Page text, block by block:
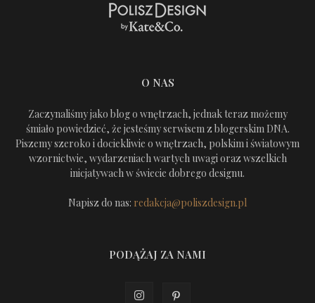
O NAS
Zaczynaliśmy jako blog o wnętrzach, jednak teraz możemy
śmiało powiedzieć, że jesteśmy serwisem z blogerskim DNA.
Piszemy szeroko i dociekliwie o wnętrzach, polskim i światowym
wzornictwie, wydarzeniach wartych uwagi oraz wszelkich
inicjatywach w świecie dobrego designu.
Napisz do nas: redakcja@poliszdesign.pl
PODĄŻAJ ZA NAMI